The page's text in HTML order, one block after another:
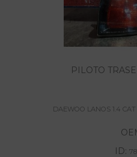
PILOTO
DAEWOO LANOS 1.4 CAT |
ID: